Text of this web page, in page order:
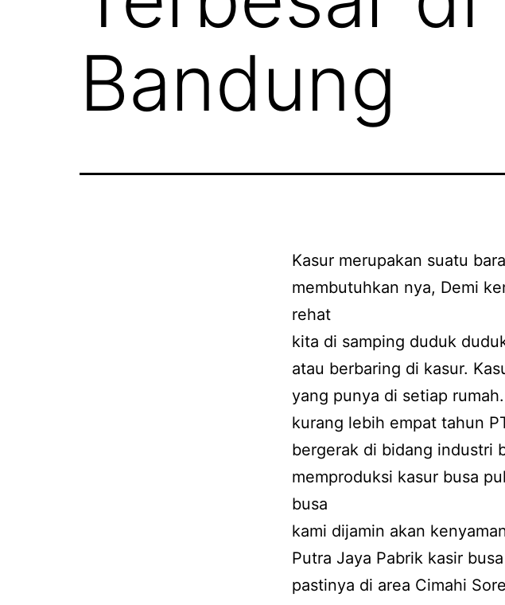
Bandung
Kasur merupakan suatu
membutuhkan nya, Demi
rehat
kita di samping duduk
atau berbaring di kasur.
yang punya di setiap
kurang lebih empat tahun
bergerak di bidang industri
memproduksi kasur busa
busa
kami dijamin akan
Putra Jaya Pabrik kasir
pastinya di area Cimahi